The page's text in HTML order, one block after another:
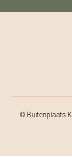
© Buitenplaats